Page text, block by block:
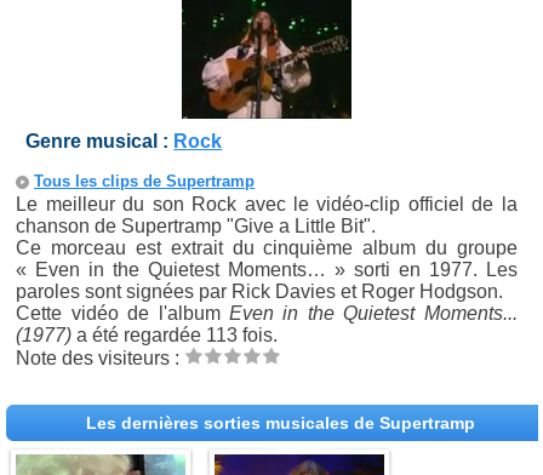
Genre musical : Rock
Tous les clips de Supertramp
Le meilleur du son Rock avec le vidéo-clip officiel de la
chanson de Supertramp "Give a Little Bit".
Ce morceau est extrait du cinquième album du groupe
« Even in the Quietest Moments… » sorti en 1977. Les
paroles sont signées par Rick Davies et Roger Hodgson.
Cette vidéo de l'album Even in the Quietest Moments...
(1977) a été regardée 113 fois.
Note des visiteurs :
Les dernières sorties musicales de Supertramp